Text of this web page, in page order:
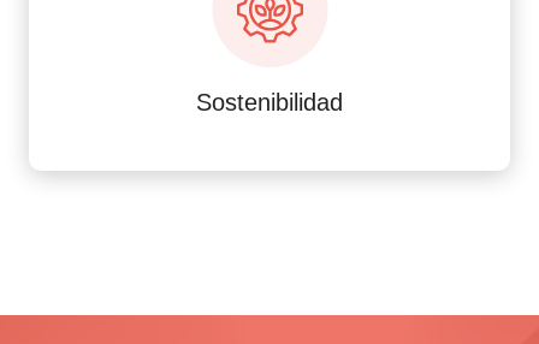
Sostenibilidad